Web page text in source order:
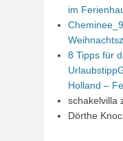
im
8 Tipps für
Holland –
schakelvilla
Dörthe